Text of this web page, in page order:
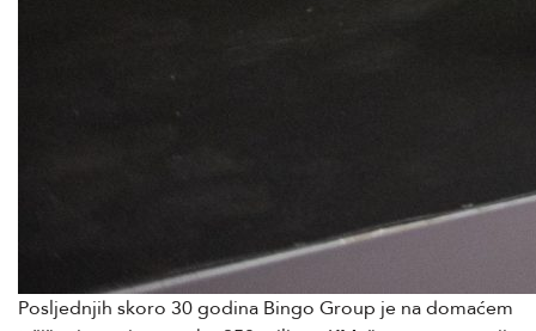
Posljednjih skoro 30 godina Bingo Group je na domaćem